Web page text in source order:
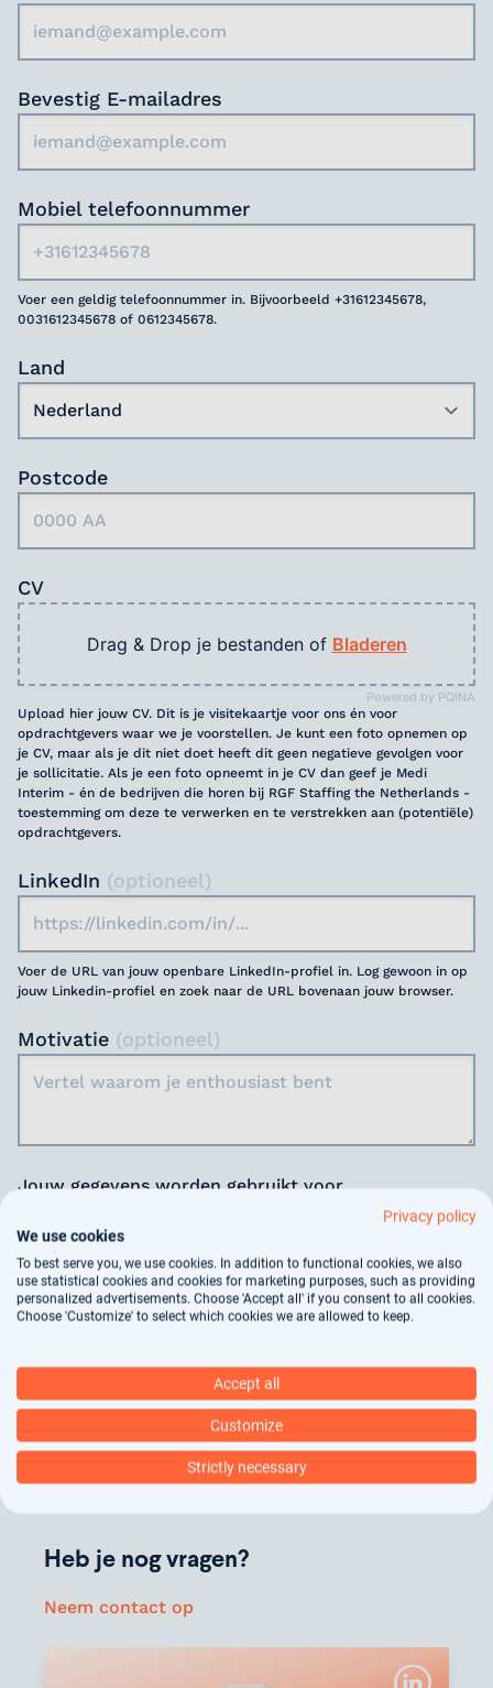
Bevestig E-mailadres
Mobiel telefoonnummer
Voer een geldig telefoonnummer in. Bijvoorbeeld +31612345678,
0031612345678 of 0612345678.
Land
Postcode
CV
Powered by PQINA
Drag & Drop je bestanden of Bladeren
Upload hier jouw CV. Dit is je visitekaartje voor ons én voor
opdrachtgevers waar we je voorstellen. Je kunt een foto opnemen op
je CV, maar als je dit niet doet heeft dit geen negatieve gevolgen voor
je sollicitatie. Als je een foto opneemt in je CV dan geef je Medi
Interim - én de bedrijven die horen bij RGF Staffing the Netherlands -
toestemming om deze te verwerken en te verstrekken aan (potentiële)
opdrachtgevers.
LinkedIn (optioneel)
Voer de URL van jouw openbare LinkedIn-profiel in. Log gewoon in op
jouw Linkedin-profiel en zoek naar de URL bovenaan jouw browser.
Motivatie (optioneel)
Jouw gegevens worden gebruikt voor
arbeidsbemiddeling, dit vindt deels geautomatiseerd
plaats. In ons
wij jouw gegevens verwerken.
Deel onze vacature
Heb je nog vragen?
Neem contact op
Privacy policy
We use cookies
To best serve you, we use cookies. In addition to functional cookies, we also
use statistical cookies and cookies for marketing purposes, such as providing
personalized advertisements. Choose 'Accept all' if you consent to all cookies.
Choose 'Customize' to select which cookies we are allowed to keep.
Accept all
Customize
Strictly necessary